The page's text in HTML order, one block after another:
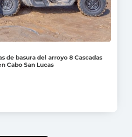
de basura del arroyo 8 Cascadas
Cabo San Lucas